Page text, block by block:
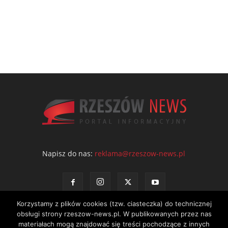
Kontakt Polityka prywatności Regulamin portalu
Korzystamy z plików cookies (tzw. ciasteczka) do technicznej
obsługi strony rzeszow-news.pl. W publikowanych przez nas
materiałach mogą znajdować się treści pochodzące z innych